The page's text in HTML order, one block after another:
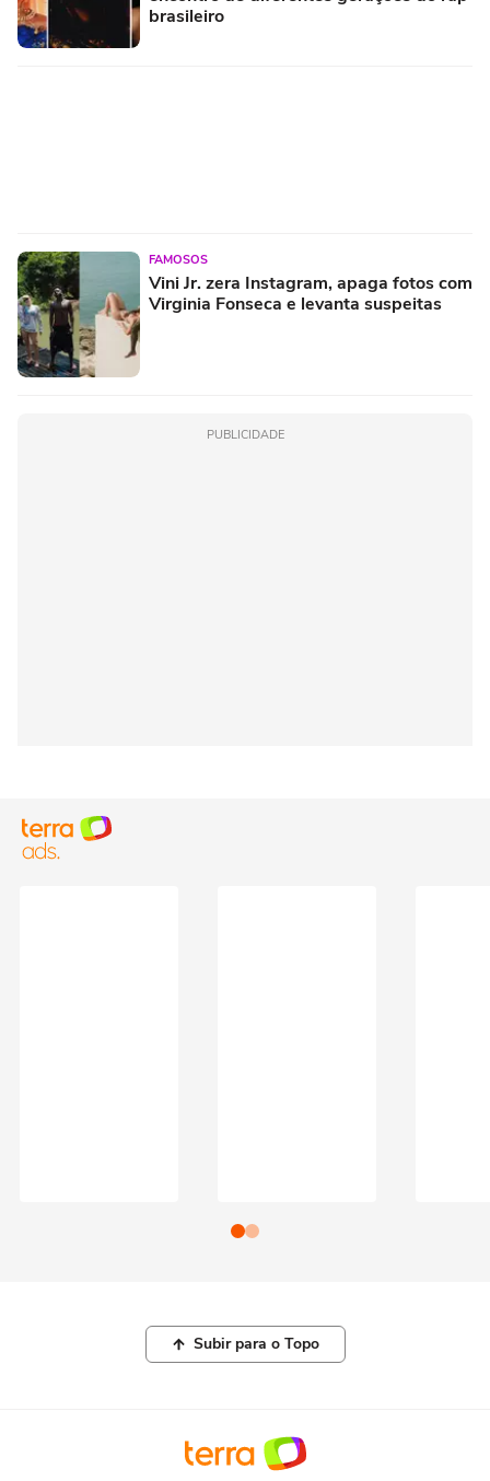
brasileiro
FAMOSOS
Vini Jr. zera Instagram, apaga fotos com
Virginia Fonseca e levanta suspeitas
PUBLICIDADE
Subir para o Topo